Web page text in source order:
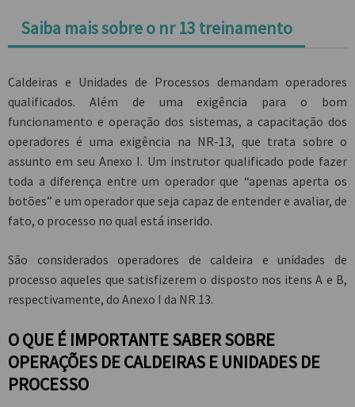
Saiba mais sobre o nr 13 treinamento
Caldeiras e Unidades de Processos demandam operadores
qualificados. Além de uma exigência para o bom
funcionamento e operação dos sistemas, a capacitação dos
operadores é uma exigência na NR-13, que trata sobre o
assunto em seu Anexo I. Um instrutor qualificado pode fazer
toda a diferença entre um operador que “apenas aperta os
botões” e um operador que seja capaz de entender e avaliar, de
fato, o processo no qual está inserido.
São considerados operadores de caldeira e unidades de
processo aqueles que satisfizerem o disposto nos itens A e B,
respectivamente, do Anexo I da NR 13.
O QUE É IMPORTANTE SABER SOBRE
OPERAÇÕES DE CALDEIRAS E UNIDADES DE
PROCESSO